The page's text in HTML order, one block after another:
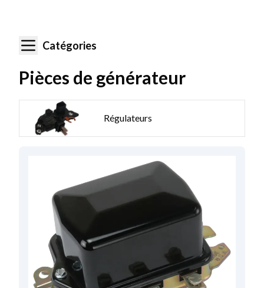
Catégories
Pièces de générateur
Régulateurs